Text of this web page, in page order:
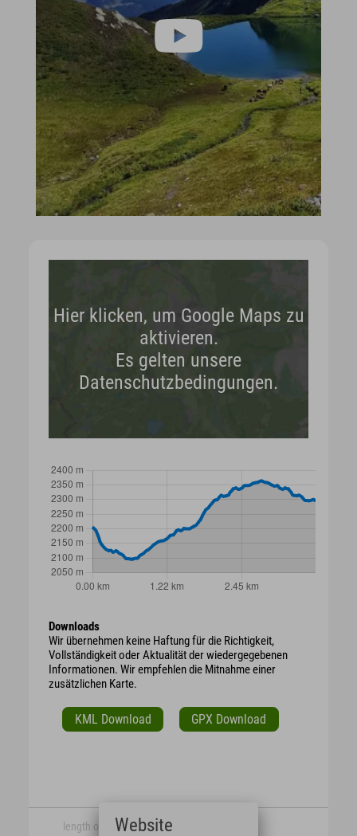
Hier klicken, um Google Maps zu
aktivieren.
Es gelten unsere
Datenschutzbedingungen.
Downloads
Wir übernehmen keine Haftung für die Richtigkeit,
Vollständigkeit oder Aktualität der wiedergegebenen
Informationen. Wir empfehlen die Mitnahme einer
zusätzlichen Karte.
KML Download GPX Download
length of timeWebsite